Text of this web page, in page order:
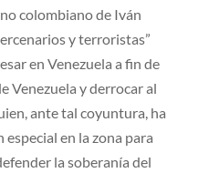
colombiano de Iván
y terroristas”
en Venezuela a fin de
Venezuela y derrocar al
ante tal coyuntura, ha
en la zona para
la soberanía del